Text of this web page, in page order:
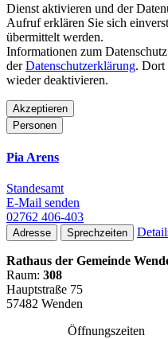
Dienst aktivieren und der
Aufruf erklären Sie sich
übermittelt werden.
Informationen zum
derDatenschutzerklärung. Dort
wieder deaktivieren.
Akzeptieren
Personen
Pia Arens
Standesamt
E-Mail senden
02762 406-403
Adresse Sprechzeiten
Rathaus der Gemeinde
Raum: 308
Hauptstraße 75
57482 Wenden
Öffnungszeiten